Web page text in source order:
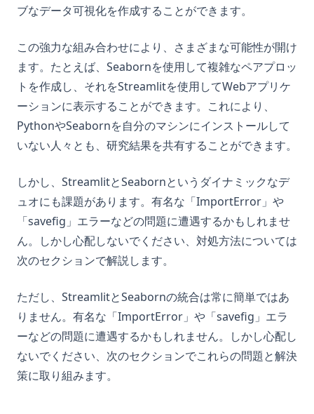
ブなデータ可視化を作成することができます。
この強力な組み合わせにより、さまざまな可能性が開け
ます。たとえば、Seabornを使用して複雑なペアプロッ
トを作成し、それをStreamlitを使用してWebアプリケ
ーションに表示することができます。これにより、
PythonやSeabornを自分のマシンにインストールして
いない人々とも、研究結果を共有することができます。
しかし、StreamlitとSeabornというダイナミックなデ
ュオにも課題があります。有名な「ImportError」や
「savefig」エラーなどの問題に遭遇するかもしれませ
ん。しかし心配しないでください、対処方法については
次のセクションで解説します。
ただし、StreamlitとSeabornの統合は常に簡単ではあ
りません。有名な「ImportError」や「savefig」エラ
ーなどの問題に遭遇するかもしれません。しかし心配し
ないでください、次のセクションでこれらの問題と解決
策に取り組みます。